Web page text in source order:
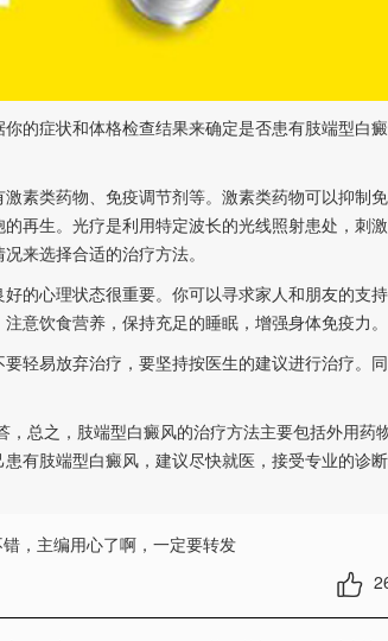
的症状和体格检查结果来确定是否患有肢端型白癜
素类药物、免疫调节剂等。激素类药物可以抑制
再生。光疗是利用特定波长的光线照射患处，刺
来选择合适的治疗方法。
心理状态很重要。你可以寻求家人和朋友的支持
意饮食营养，保持充足的睡眠，增强身体免疫力。
轻易放弃治疗，要坚持按医生的建议进行治疗。同
总之，肢端型白癜风的治疗方法主要包括外用药
有肢端型白癜风，建议尽快就医，接受专业的诊
错，主编用心了啊，一定要转发